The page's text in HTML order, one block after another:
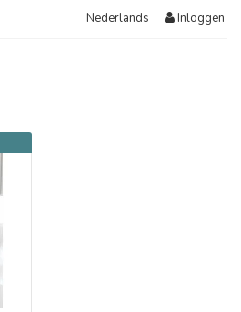
Nederlands Inloggen